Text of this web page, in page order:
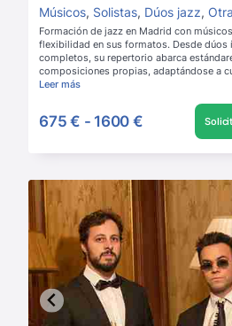
Músicos, Solistas, Dúos jazz,
Formación de jazz en Madrid con
flexibilidad en sus formatos. Desde
completos, su repertorio abarca
composiciones propias, adaptándose a
Leer más
675 € - 1600 €